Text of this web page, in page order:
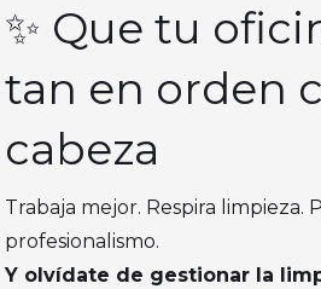
✨ Que tu
tan en orden
cabeza
Trabaja mejor. Respira limpieza.
profesionalismo.
Y olvídate de gestionar la